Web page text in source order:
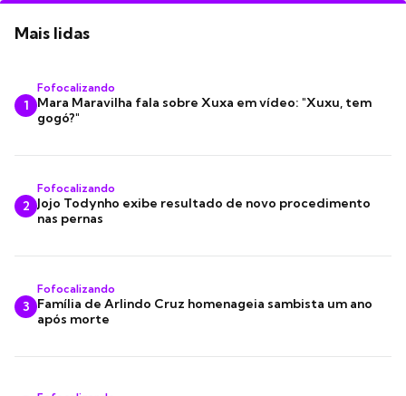
Mais lidas
1
Fofocalizando
Mara Maravilha fala sobre Xuxa em vídeo: "Xuxu, tem
gogó?"
2
Fofocalizando
Jojo Todynho exibe resultado de novo procedimento
nas pernas
3
Fofocalizando
Família de Arlindo Cruz homenageia sambista um ano
após morte